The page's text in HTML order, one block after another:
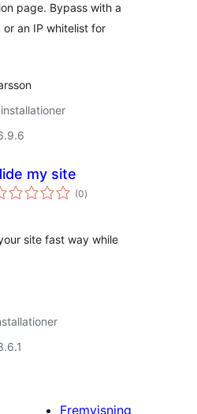
page. Bypass with a
an IP whitelist for
my site
(0totale
bedømmelser
)
site fast way while
Fremvisning